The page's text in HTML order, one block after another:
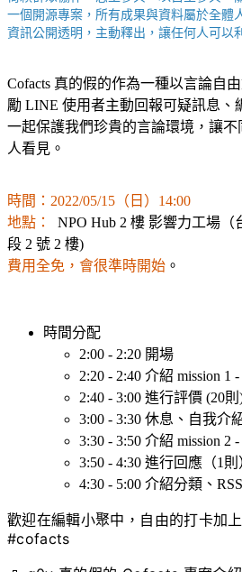
一個開源專案，所有成果與資料屬於全體
資訊公開透明，主動釋出，讓任何人可以
Cofacts 真的假的作為一種以言論自
勵 LINE 使用者主動回報可疑訊息、
一起保護我們珍貴的言論環境，讓
人看見。
時間：2022/05/15（日）14:00
地點： NPO Hub 2 樓 影響力工場
段 2 號 2 樓)
費用全免，會很準時開始 。
時間分配
2:00 - 2:20 開場
2:20 - 2:40 介紹 mission
2:40 - 3:00 進行評價 (20則
3:00 - 3:30 休息、自我介
3:30 - 3:50 介紹 mission 2
3:50 - 4:30 進行回應（1則
4:30 - 5:00 介紹分類、
歡迎在編輯小聚中，自由的打卡加
#cofacts